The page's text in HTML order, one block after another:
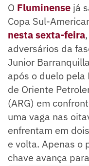
O Fluminense já
Copa Sul-
nesta sexta-feira
adversários da
Junior
após o duelo
de Oriente
(ARG) em
uma vaga nas
enfrentam em
e volta. Apenas o
chave avança